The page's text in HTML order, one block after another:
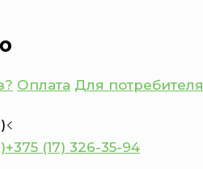
Оплата Для потребителя
+375 (17) 326-35-94